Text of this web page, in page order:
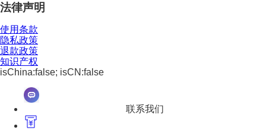
法律声明
使用条款
隐私政策
退款政策
知识产权
isChina:false; isCN:false
联系我们